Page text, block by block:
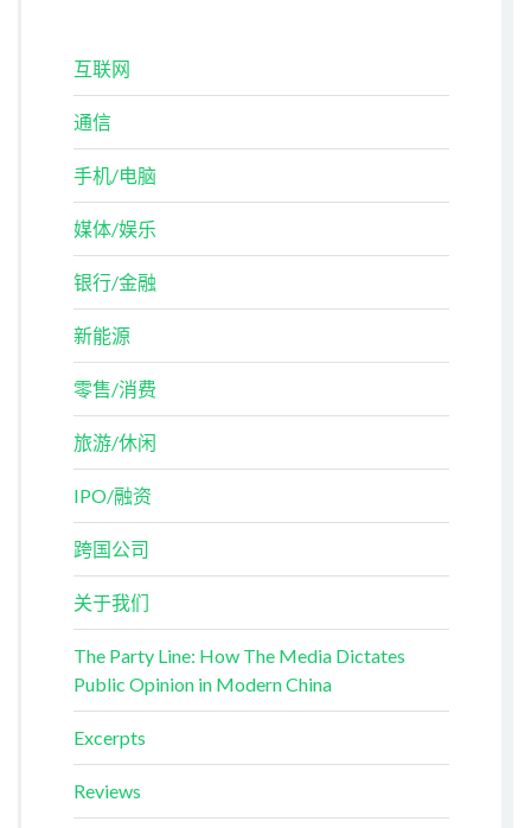
互联网
通信
手机/电脑
媒体/娱乐
银行/金融
新能源
零售/消费
旅游/休闲
IPO/融资
跨国公司
关于我们
The Party Line: How The Media Dictates
Public Opinion in Modern China
Excerpts
Reviews